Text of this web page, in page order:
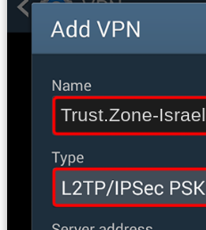
Trust.Zone-Israel